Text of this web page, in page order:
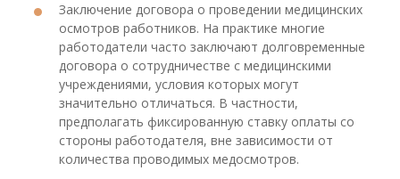
Заключение договора о проведении медицинских
осмотров работников. На практике многие
работодатели часто заключают долговременные
договора о сотрудничестве с медицинскими
учреждениями, условия которых могут
значительно отличаться. В частности,
предполагать фиксированную ставку оплаты со
стороны работодателя, вне зависимости от
количества проводимых медосмотров.